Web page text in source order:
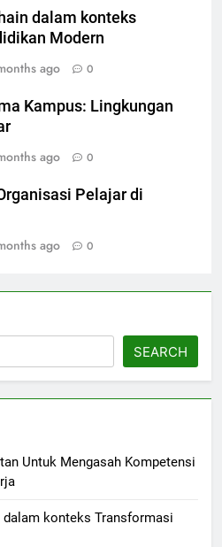
dalam konteks
Modern
ago 0
Kampus: Lingkungan
ago 0
Pelajar di
ago 0
SEARCH
Untuk Mengasah Kompetensi
dalam konteks Transformasi